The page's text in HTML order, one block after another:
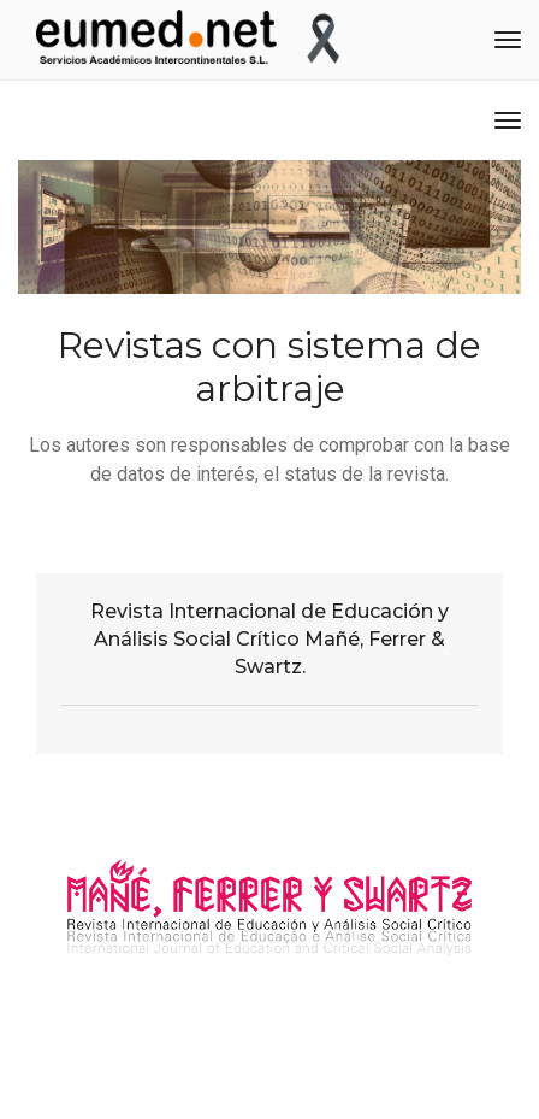
Revistas con sistema de
arbitraje
Los autores son responsables de comprobar con la base
de datos de interés, el status de la revista.
Revista Internacional de Educación y
Análisis Social Crítico Mañé, Ferrer &
Swartz.